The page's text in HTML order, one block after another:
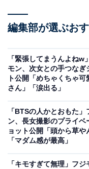
編集部が選ぶお
「緊張してまうんよねw
モン、次女との手つなぎ
ト公開「めちゃくちゃ可
さん」「涙出る」
「BTSの人かとおもた」
ン、長女撮影のプライベ
ョット公開「頭から草や
「マダム感が最高」
「キモすぎて無理」フジ